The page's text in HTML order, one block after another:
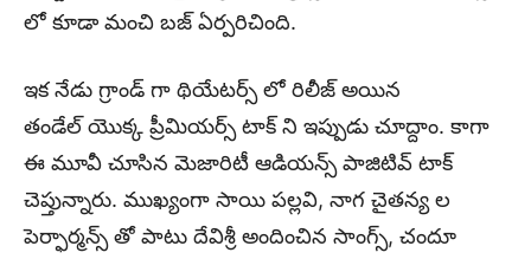
లో కూడా మంచి బజ్ ఏర్పరిచింది.
ఇక నేడు గ్రాండ్ గా థియేటర్స్ లో రిలీజ్ అయిన
తండేల్ యొక్క ప్రీమియర్స్ టాక్ ని ఇప్పుడు చూద్దాం. కాగా
ఈ మూవీ చూసిన మెజారిటీ ఆడియన్స్ పాజిటివ్ టాక్
చెప్తున్నారు. ముఖ్యంగా సాయి పల్లవి, నాగ చైతన్య ల
పెర్ఫార్మన్స్ తో పాటు దేవిశ్రీ అందించిన సాంగ్స్, చందూ